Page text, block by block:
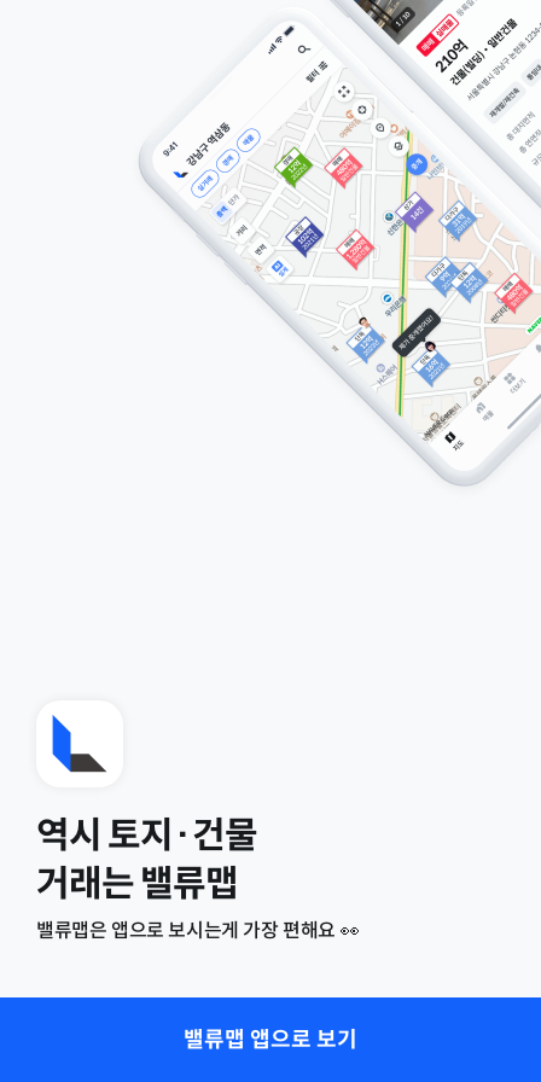
역시 토지·건물
거래는 밸류맵
밸류맵은 앱으로 보시는게 가장 편해요 👀
밸류맵 앱으로 보기